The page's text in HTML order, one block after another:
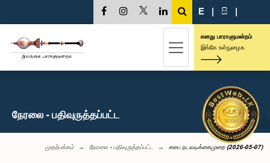
E | සි |
எனது பாராளுமன்றம்
இங்கே உள்நுழைக
நேரலை - பதிவுருத்தப்பட்ட
முதற்பக்கம் நேரலை - பதிவுருத்தப்பட்ட சபை நடவடிக்கைமுறை (2026-05-07)